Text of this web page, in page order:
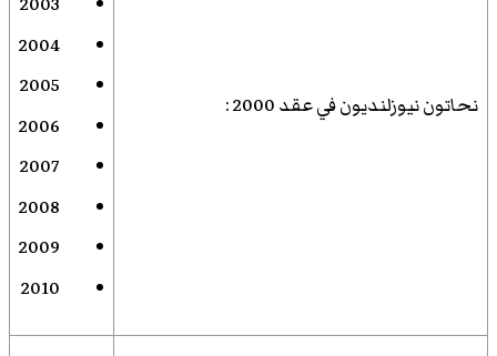
نحاتون نيوزلنديون في عقد 2000 :
2004
2005
2006
2007
2008
2009
2010